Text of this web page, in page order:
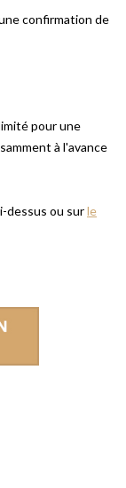
confirmation de
pour une
à l'avance
dessus ou surle